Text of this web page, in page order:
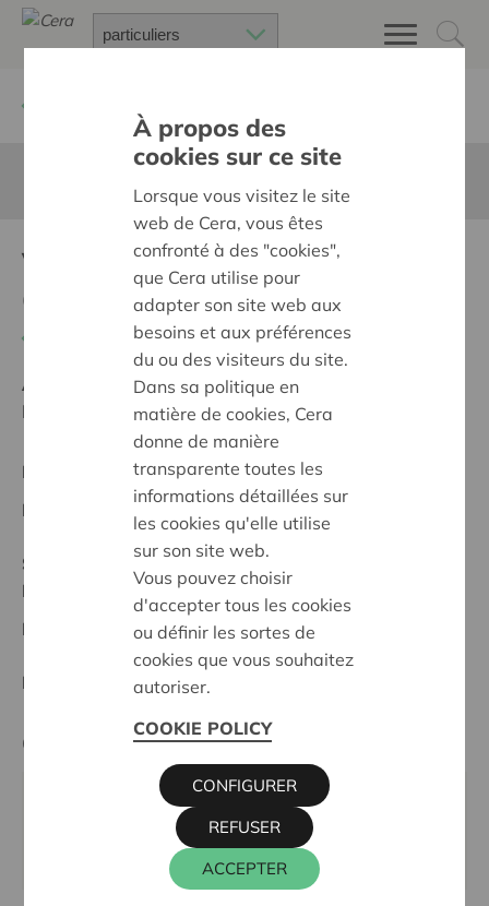
Vroegrevalidatie
CARROUSEL
Ambition:
Une société solidaire et respectueuse, sans
barrières
Projet régional
Date de début:
Statut:
Brussel/Bruxelles
Date de décision:23/10/2023
Décision: Approuvé
Cera contact
ALAIN BAECK
016 27 96 03
alain.baeck@cera.coop
À propos des
cookies sur ce site
Lorsque vous visitez le site
web de Cera, vous êtes
confronté à des "cookies",
que Cera utilise pour
adapter son site web aux
besoins et aux préférences
du ou des visiteurs du site.
Dans sa politique en
matière de cookies, Cera
donne de manière
transparente toutes les
informations détaillées sur
les cookies qu'elle utilise
sur son site web.
Vous pouvez choisir
d'accepter tous les cookies
ou définir les sortes de
cookies que vous souhaitez
autoriser.
COOKIE POLICY
ACCEPTER
REFUSER
CONFIGURER